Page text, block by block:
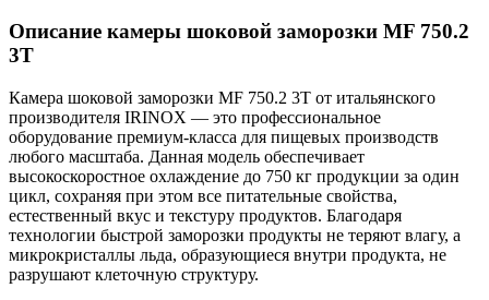
Описание камеры шоковой заморозки MF 750.2
3Т
Камера шоковой заморозки MF 750.2 3Т от итальянского
производителя IRINOX — это профессиональное
оборудование премиум-класса для пищевых производств
любого масштаба. Данная модель обеспечивает
высокоскоростное охлаждение до 750 кг продукции за один
цикл, сохраняя при этом все питательные свойства,
естественный вкус и текстуру продуктов. Благодаря
технологии быстрой заморозки продукты не теряют влагу, а
микрокристаллы льда, образующиеся внутри продукта, не
разрушают клеточную структуру.